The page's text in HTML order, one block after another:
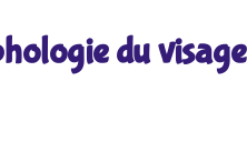
du visage